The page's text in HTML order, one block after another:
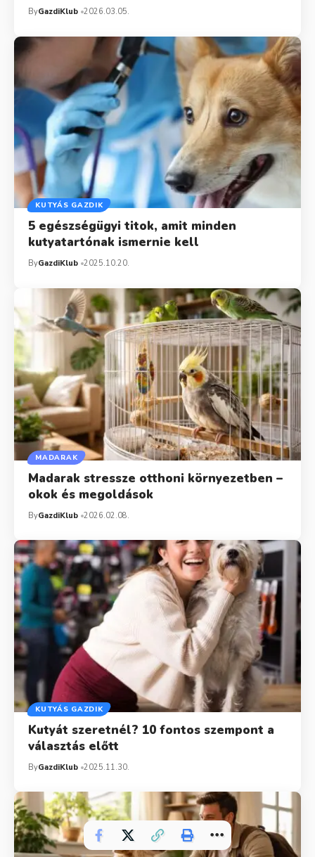
ByGazdiKlub 2026.03.05.
KUTYÁS GAZDIK
5 egészségügyi titok, amit minden
kutyatartónak ismernie kell
ByGazdiKlub 2025.10.20.
MADARAK
Madarak stressze otthoni környezetben –
okok és megoldások
ByGazdiKlub 2026.02.08.
KUTYÁS GAZDIK
Kutyát szeretnél? 10 fontos szempont a
választás előtt
ByGazdiKlub 2025.11.30.